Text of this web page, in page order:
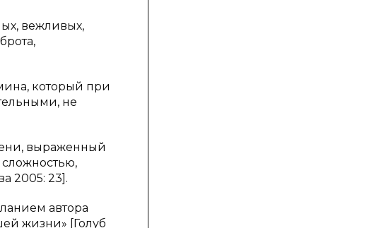
вежливых,
который при
не
выраженный
2005: 23].
автора
жизни» [Голуб